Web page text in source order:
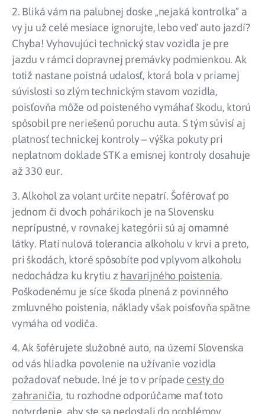
2. Bliká vám na palubnej doske „nejaká kontrolka“ a
vy ju už celé mesiace ignorujte, lebo veď auto jazdí?
Chyba! Vyhovujúci technický stav vozidla je pre
jazdu v rámci dopravnej premávky podmienkou. Ak
totiž nastane poistná udalosť, ktorá bola v priamej
súvislosti so zlým technickým stavom vozidla,
poisťovňa môže od poisteného vymáhať škodu, ktorú
spôsobil pre neriešenú poruchu auta. S tým súvisí aj
platnosť technickej kontroly – výška pokuty pri
neplatnom doklade STK a emisnej kontroly dosahuje
až 330 eur.
3. Alkohol za volant určite nepatrí. Šoférovať po
jednom či dvoch pohárikoch je na Slovensku
neprípustné, v rovnakej kategórii sú aj omamné
látky. Platí nulová tolerancia alkoholu v krvi a preto,
pri škodách, ktoré spôsobíte pod vplyvom alkoholu
nedochádza ku krytiu z havarijného poistenia.
Poškodenému je síce škoda plnená z povinného
zmluvného poistenia, náklady však poisťovňa spätne
vymáha od vodiča.
4. Ak šoférujete služobné auto, na území Slovenska
od vás hliadka povolenie na užívanie vozidla
požadovať nebude. Iné je to v prípade cesty do
zahraničia, tu rozhodne odporúčame mať toto
potvrdenie, aby ste sa nedostali do problémov.